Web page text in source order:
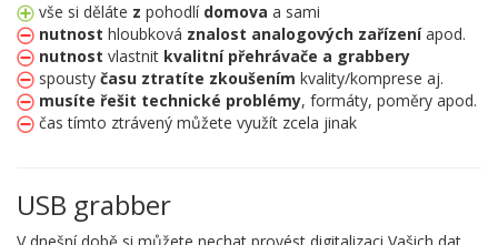
vše si děláte z pohodlí domova a sami
nutnost hloubková znalost analogových zařízeníapod.
nutnost vlastnit kvalitní přehrávače a grabbery
spousty času ztratíte zkoušením kvality/komprese aj.
musíte řešit technické problémy, formáty, poměry apod.
čas tímto ztrávený můžete využít zcela jinak
USB grabber